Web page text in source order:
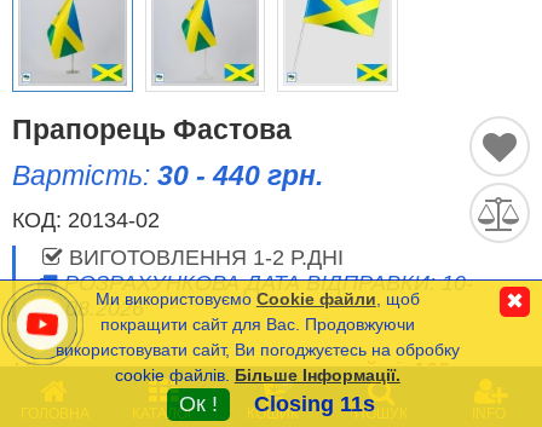
Етнічні Прапори
Інші прапори
Порівняти
Список
(0)
Часті Питання (FAQ)
Оплата та Доставка
ГОЛОВНА КАТАЛОГ
0
КОШИК ПОШУК INFO
Прапорець Фастова
Вартість: 30 - 440 грн.
КОД: 20134-02
ВИГОТОВЛЕННЯ 1-2 Р.ДНІ
РОЗРАХУНКОВА ДАТА ВІДПРАВКИ: 10-
11.08.2026
Мінімальна сума замовлення на сайті- 120 грн.
* Вартість прапорців з Габардину та Атласу
Ми використовуємо Cookie файли , щоб
покращити сайт для Вас. Продовжуючи
використовувати сайт, Ви погоджуєтесь на обробку
cookie файлів. Більше Інформації.
Ок ! Closing 11s
✖